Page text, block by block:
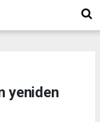
yeniden